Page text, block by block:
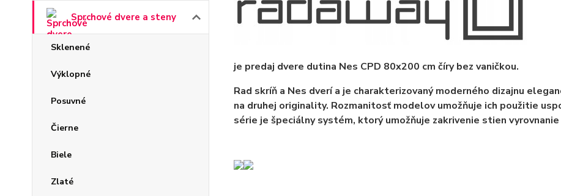
Sprchové dvere a steny
Sklenené
Výklopné
Posuvné
Čierne
Biele
Zlaté
je predaj dvere dutina Nes CPD 80x200 cm číry bez vaničkou.
Rad skríň a Nes dverí a je charakterizovaný moderného dizajnu
na druhej originality. Rozmanitosť modelov umožňuje ich použitie
série je špeciálny systém, ktorý umožňuje zakrivenie stien vyrovnanie